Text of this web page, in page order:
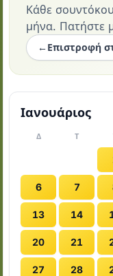
Κάθε
μήνα. Πατήστε
←Επιστροφή
Ιανουάριος
Δ Τ
6 7
13 14
20 21
27 28